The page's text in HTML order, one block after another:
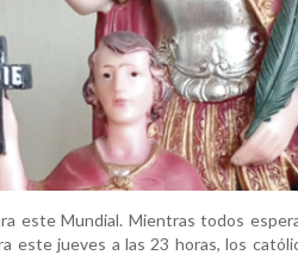
este Mundial. Mientras todos
este jueves a las 23 horas, los